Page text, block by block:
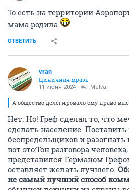
То есть на территории
мама родила
ОТВЕТИТЬ
vran
Циничная мразь
11 июня 2024 Malvar
А общество делегировало ему право
Нет. Но! Греф сделал то, что
сделать население.
беспредельщиков и
вот это:Тон разговора
представился Германом
оставляет желать лучшего.
не самый лучший способ